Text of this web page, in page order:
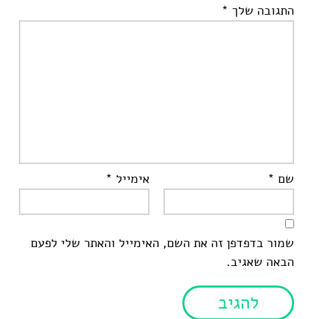
התגובה שלך *
שם * אימייל *
שמור בדפדפן זה את השם, האימייל והאתר שלי לפעם
הבאה שאגיב.